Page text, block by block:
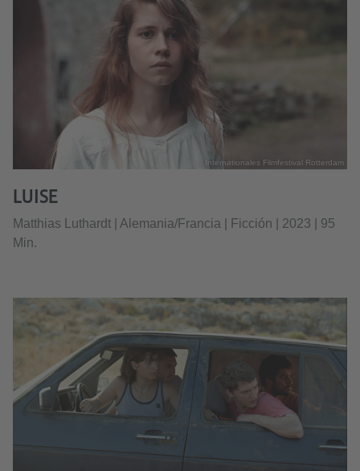
© Internationales Filmfestival Rotterdam
LUISE
Matthias Luthardt | Alemania/Francia | Ficción | 2023 | 95
Min.